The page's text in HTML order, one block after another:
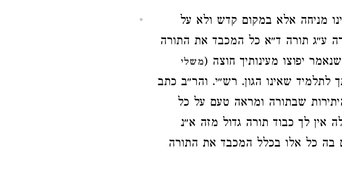
מניחה אלא במקום קדש ולא על
ע״ג תורה ד״א כל המכבד את התורה
יפוצו מעינותיך חוצה (משלי
לתלמיד שאינו הגון. רש״י. והר״ב כתב
שבתורה ומראה טעם על כל
אין לך כבוד תורה גדול מזה א״נ
בה כל אלו בכלל המכבד את התורה